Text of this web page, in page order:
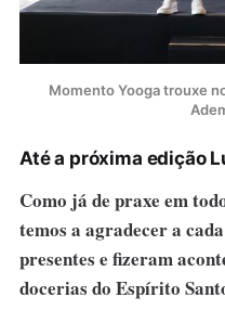
Momento Yooga trouxe
Até a próxima edição
Como já de praxe em
temos a agradecer a
presentes e fizeram
docerias do Espírito